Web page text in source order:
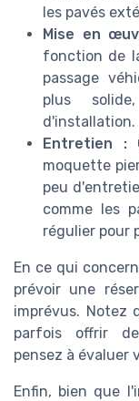
les pavés
Mise en
fonction de
passage
plus
d'installation.
Entretien :
moquette
peu
comme les
régulier pour
En ce qui
prévoir une
imprévus. Notez
parfois offrir
pensez à évaluer
Enfin, bien que